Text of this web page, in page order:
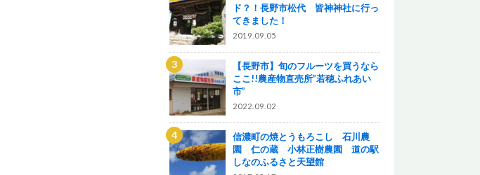
ド？！長野市松代 皆神神社に行っ
てきました！
2019.09.05
【長野市】旬のフルーツを買うなら
ここ!!農産物直売所”若穂ふれあい
市”
2022.09.02
信濃町の焼とうもろこし 石川農
園 仁の蔵 小林正樹農園 道の駅
しなのふるさと天望館